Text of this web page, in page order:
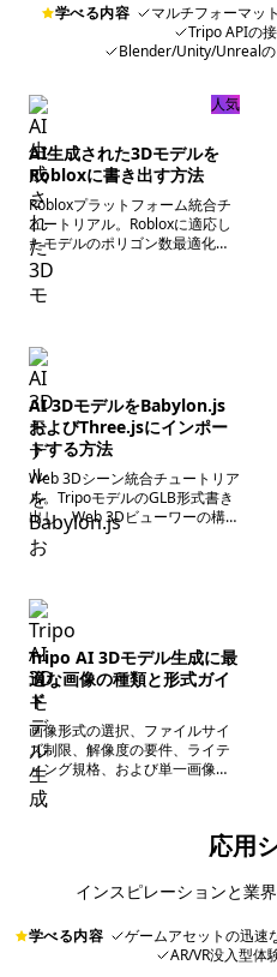
学べる内容
マルチフォーマッ
Tripo APIの
Blender/Unity/Unreal
人気
AI生成された3Dモデルを
Robloxに書き出す方法
Robloxプラットフォーム統合チ
ュートリアル。Robloxに適応し
たモデルのポリゴン数最適化、
単位変換、書き出し形式の選
択、インポートパラメータ設
定、およびインポート後の二次
に完璧に適合するようにしま
す。
AI 3DモデルをBabylon.js
およびThree.jsにインポー
トする方法
Web 3Dシーン統合チュートリア
ル。TripoモデルのGLB形式書き
出し、Web 3Dビューワーの構
築、フロントエンドフレームワ
ークでのモデルの読み込みとレ
エンド開発者やWeb3Dシーンの
ニーズに適応します。
Tripo AI 3Dモデル生成に最
適な画像の種類と形式ガイ
ド
画像形式の選択、ファイルサイ
ズ制限、解像度の要件、ライテ
ィング規格、および単一画像と
複数画像入力戦略の比較を深く
探求し、ソースからモデル生成
応用
インスピレーションと業
学べる内容 ゲームアセットの迅速
AR/VR没入型体